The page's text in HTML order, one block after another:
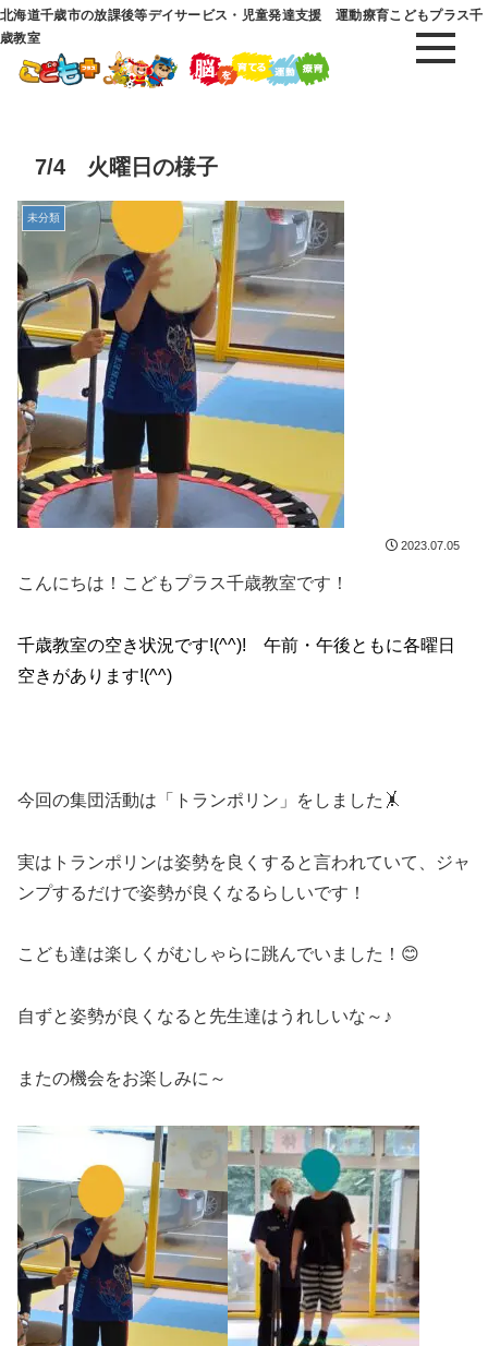
北海道千歳市の放課後等デイサービス・児童発達支援 運動療育こどもプラス千
歳教室
7/4 火曜日の様子
未分類
2023.07.05
こんにちは！こどもプラス千歳教室です！
千歳教室の空き状況です!(^^)! 午前・午後ともに各曜日
空きがあります!(^^)
今回の集団活動は「トランポリン」をしました🤸
実はトランポリンは姿勢を良くすると言われていて、ジャ
ンプするだけで姿勢が良くなるらしいです！
こども達は楽しくがむしゃらに跳んでいました！😊
自ずと姿勢が良くなると先生達はうれしいな～♪
またの機会をお楽しみに～